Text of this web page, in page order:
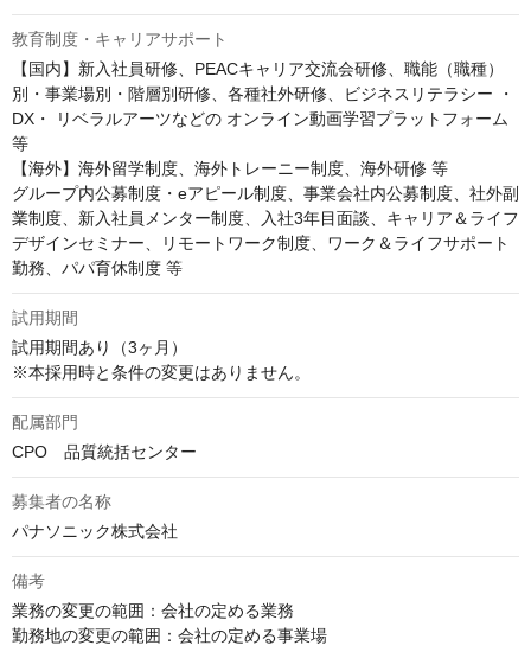
教育制度・キャリアサポート
【国内】新入社員研修、PEACキャリア交流会研修、職能（職種）
別・事業場別・階層別研修、各種社外研修、ビジネスリテラシー ・
DX・ リベラルアーツなどの オンライン動画学習プラットフォーム
等
【海外】海外留学制度、海外トレーニー制度、海外研修 等
グループ内公募制度・eアピール制度、事業会社内公募制度、社外副
業制度、新入社員メンター制度、入社3年目面談、キャリア＆ライフ
デザインセミナー、リモートワーク制度、ワーク＆ライフサポート
勤務、パパ育休制度 等
試用期間
試用期間あり（3ヶ月）
※本採用時と条件の変更はありません。
配属部門
CPO　品質統括センター
募集者の名称
パナソニック株式会社
備考
業務の変更の範囲：会社の定める業務
勤務地の変更の範囲：会社の定める事業場